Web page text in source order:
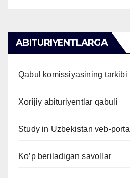
ABITURIYENTLARGA
Qabul komissiyasining tarkibi
Xorijiy abituriyentlar qabuli
Study in Uzbekistan veb-portal
Ko’p beriladigan savollar